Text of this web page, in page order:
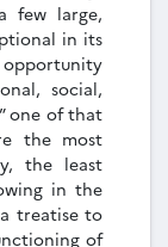
few large,
in its
opportunity
social,
one of that
the most
the least
in the
treatise to
of